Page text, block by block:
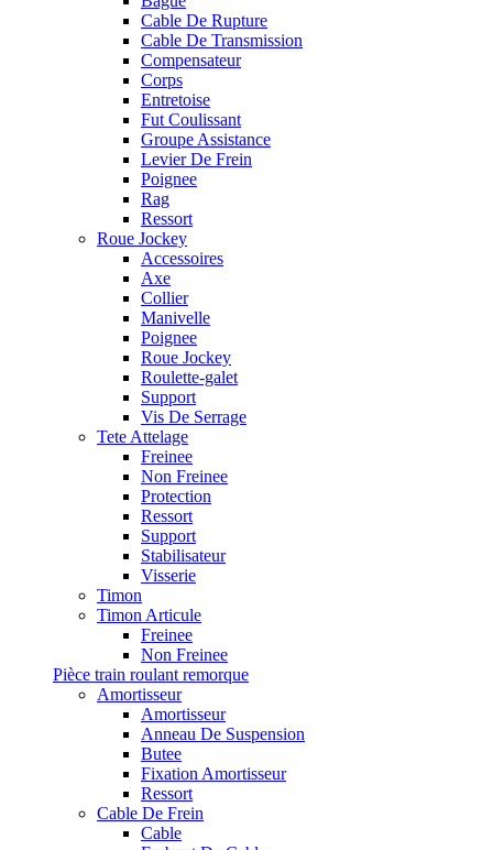
Cable De Rupture
Cable De Transmission
Compensateur
Corps
Entretoise
Fut Coulissant
Groupe Assistance
Levier De Frein
Poignee
Rag
Ressort
Roue Jockey
Accessoires
Axe
Collier
Manivelle
Poignee
Roue Jockey
Roulette-galet
Support
Vis De Serrage
Tete Attelage
Freinee
Non Freinee
Protection
Ressort
Support
Stabilisateur
Visserie
Timon
Timon Articule
Freinee
Non Freinee
Pièce train roulant remorque
Amortisseur
Amortisseur
Anneau De Suspension
Butee
Fixation Amortisseur
Ressort
Cable De Frein
Cable